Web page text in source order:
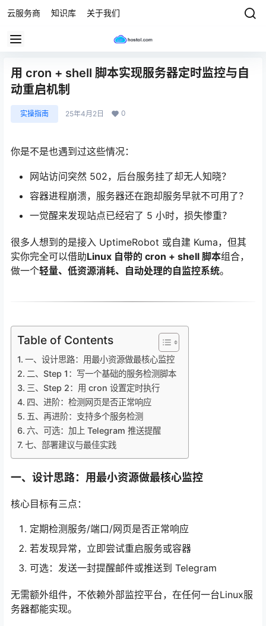
云服务商 知识库 关于我们
用 cron + shell 脚本实现服务器定时监控与自
动重启机制
实操指南 25年4月2日 0
你是不是也遇到过这些情况：
网站访问突然 502，后台服务挂了却无人知晓？
容器进程崩溃，服务器还在跑却服务早就不可用了？
一觉醒来发现站点已经宕了 5 小时，损失惨重？
很多人想到的是接入 UptimeRobot 或自建 Kuma，但其
实你完全可以借助Linux 自带的 cron + shell 脚本组合，
做一个轻量、低资源消耗、自动处理的自监控系统。
Table of Contents
一、设计思路：用最小资源做最核心监控
二、Step 1：写一个基础的服务检测脚本
三、Step 2：用 cron 设置定时执行
四、进阶：检测网页是否正常响应
五、再进阶：支持多个服务检测
六、可选：加上 Telegram 推送提醒
七、部署建议与最佳实践
一、设计思路：用最小资源做最核心监控
核心目标有三点：
定期检测服务/端口/网页是否正常响应
若发现异常，立即尝试重启服务或容器
可选：发送一封提醒邮件或推送到 Telegram
无需额外组件，不依赖外部监控平台，在任何一台Linux服
务器都能实现。